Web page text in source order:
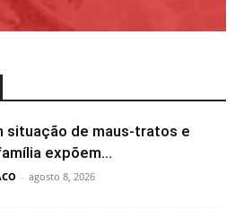
situação de maus-tratos e
expõem...
- agosto 8, 2026